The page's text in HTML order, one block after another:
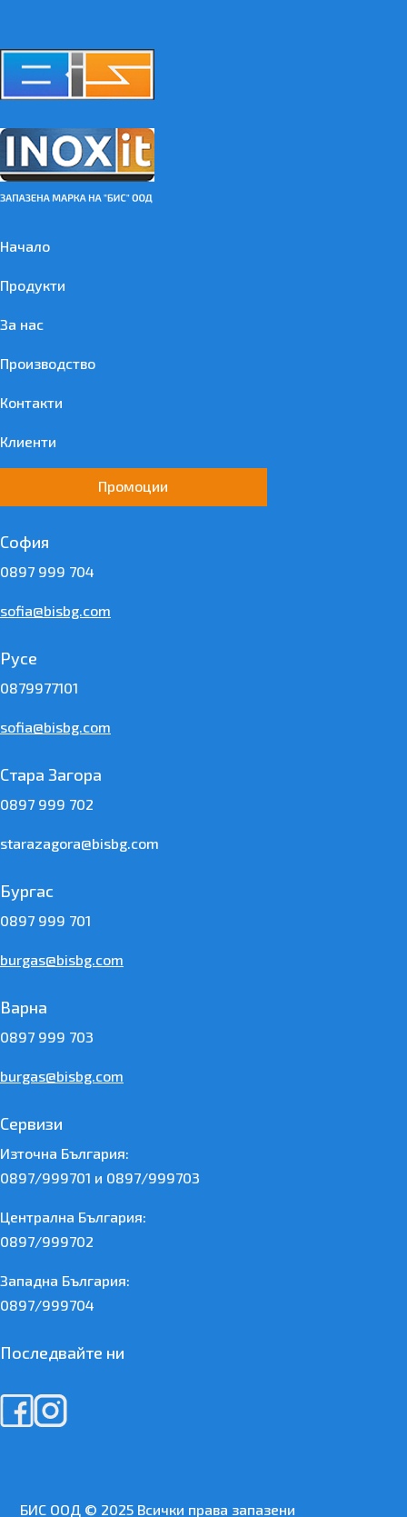
Начало
Продукти
За нас
Производство
Контакти
Клиенти
Промоции
София
0897 999 704
sofia@bisbg.com
Русе
0879977101
sofia@bisbg.com
Стара Загора
0897 999 702
starazagora@bisbg.com
Бургас
0897 999 701
burgas@bisbg.com
Варна
0897 999 703
burgas@bisbg.com
Сервизи
Източна България:
0897/999701 и 0897/999703
Централна България:
0897/999702
Западна България:
0897/999704
Последвайте ни
БИС ООД © 2025 Всички права запазени